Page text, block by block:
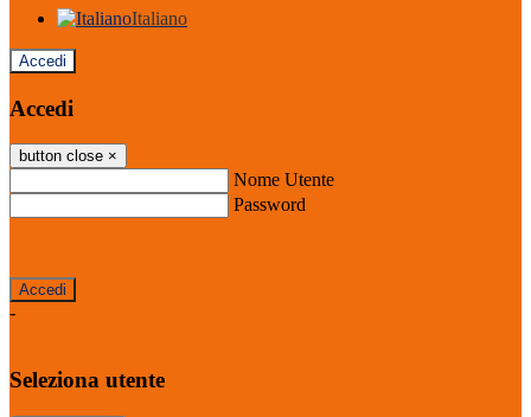
Italiano
Accedi
Accedi
button close ×
Nome Utente
Password
-
Seleziona utente